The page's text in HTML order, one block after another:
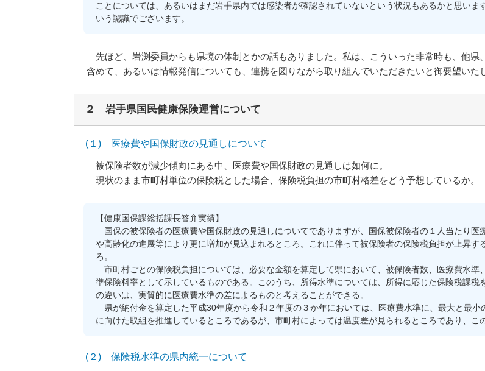
ことについては、あるいはまだ岩手県内では感染者が確認されていないという状況もあるかと思い
いう認識でございます。
先ほど、岩渕委員からも県境の体制とかの話もありました。私は、こういった非常時も、他県
含めて、あるいは情報発信についても、連携を図りながら取り組んでいただきたいと御要望いた
２ 岩手県国民健康保険運営について
(１) 医療費や国保財政の見通しについて
被保険者数が減少傾向にある中、医療費や国保財政の見通しは如何に。
現状のまま市町村単位の保険税とした場合、保険税負担の市町村格差をどう予想しているか。
【健康国保課総括課長答弁実績】
国保の被保険者の医療費や国保財政の見通しについてでありますが、国保被保険者の１人当たり
や高齢化の進展等により更に増加が見込まれるところ。これに伴って被保険者の保険税負担が上昇
ろ。
市町村ごとの保険税負担については、必要な金額を算定して県において、被保険者数、医療費水
準保険料率として示しているものである。このうち、所得水準については、所得に応じた保険税課
の違いは、実質的に医療費水準の差によるものと考えることができる。
県が納付金を算定した平成30年度から令和２年度の３か年においては、医療費水準に、最大と最
に向けた取組を推進しているところであるが、市町村によっては温度差が見られるところであり、こ
(２) 保険税水準の県内統一について